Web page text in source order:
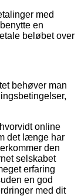
med
en
beløbet over
behøver man
online
det længe har
den
selskabet
erfaring
en god
med dit